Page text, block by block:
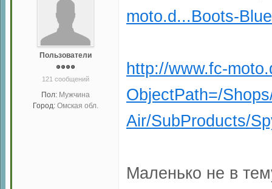
Пользователи
121 сообщений
Пол: Мужчина
Город: Омская обл.
moto.d...Boots-
http://www.fc-
ObjectPath=/
Air/SubProducts/
Маленько не в